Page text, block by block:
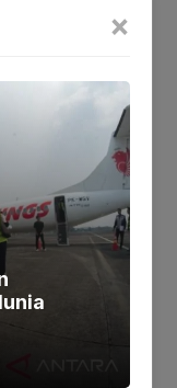
Laporkan!
×